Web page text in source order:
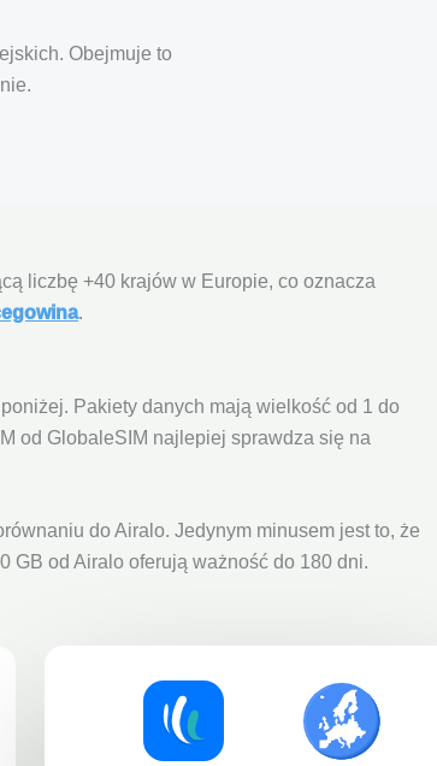
Obejmuje to
liczbę +40 krajów w Europie, co oznacza
.
Pakiety danych mają wielkość od 1 do
od GlobaleSIM najlepiej sprawdza się na
do Airalo. Jedynym minusem jest to, że
GB od Airalo oferują ważność do 180 dni.